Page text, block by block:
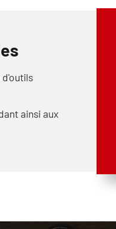
d'outils
ainsi aux